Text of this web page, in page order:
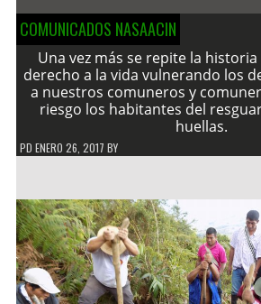
COMUNICADOS NASAACIN
Una vez más se repite la
derecho a la vida vulnerando los
a nuestros comuneros y
riesgo los habitantes del
huellas.
PD ENERO 26, 2017 BY